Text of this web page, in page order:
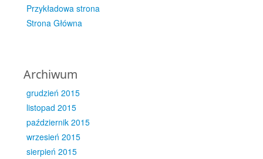
Przykładowa strona
Strona Główna
Archiwum
grudzień 2015
listopad 2015
październik 2015
wrzesień 2015
sierpień 2015